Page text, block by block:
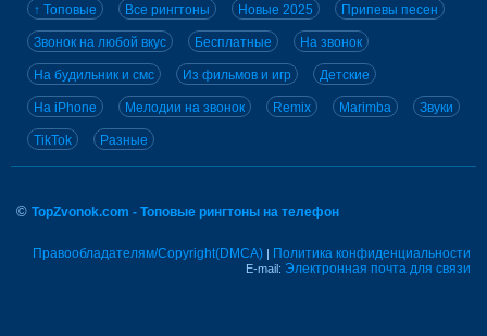
↑ Топовые Все рингтоны Новые 2025 Припевы песен
Звонок на любой вкус Бесплатные На звонок
На будильник и смс Из фильмов и игр Детские
На iPhone Мелодии на звонок Remix Marimba Звуки
TikTok Разные
© TopZvonok.com - Топовые рингтоны на телефон
Правообладателям/Copyright(DMCA) | Политика конфиденциальности
E-mail: Электронная почта для связи